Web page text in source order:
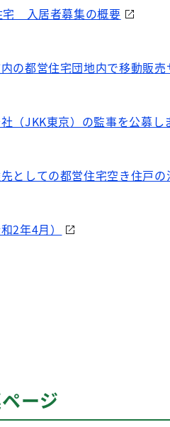
宅 入居者募集の概要
の都営住宅団地内で移動販売
（JKK東京）の監事を公募し
としての都営住宅空き住戸
2年4月）
ージ